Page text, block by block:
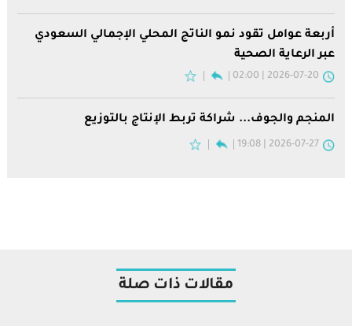
أربعة عوامل تقود نمو الناتج المحلي الإجمالي السعودي
عبر الرعاية الصحية
2026-07-20 | 02:00
المنجم والجوف... شراكة تربط الإنتاج بالتوزيع
2026-07-27 | 19:08
مقالات ذات صلة